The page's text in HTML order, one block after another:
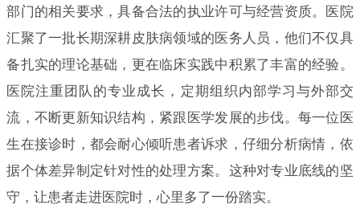
部门的相关要求，具备合法的执业许可与经营资质。医院
汇聚了一批长期深耕皮肤病领域的医务人员，他们不仅具
备扎实的理论基础，更在临床实践中积累了丰富的经验。
医院注重团队的专业成长，定期组织内部学习与外部交
流，不断更新知识结构，紧跟医学发展的步伐。每一位医
生在接诊时，都会耐心倾听患者诉求，仔细分析病情，依
据个体差异制定针对性的处理方案。这种对专业底线的坚
守，让患者走进医院时，心里多了一份踏实。